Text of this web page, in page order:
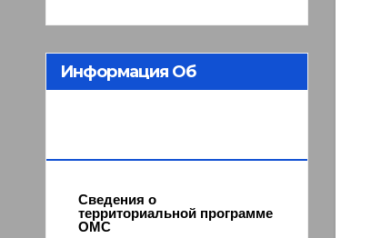
Информация Об
Сведения о
территориальной программе
ОМС